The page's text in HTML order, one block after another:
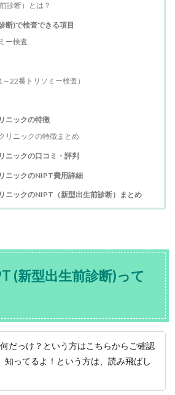
診断）とは？
断)で検査できる項目
ー検査
22番トリソミー検査）
ニックの特徴
リニックの特徴まとめ
ニックの口コミ・評判
ニックのNIPT費用詳細
ニックのNIPT（新型出生前診断）まとめ
(新型出生前診断)って
だっけ？という方はこちらからご確認
知ってるよ！という方は、読み飛ばし